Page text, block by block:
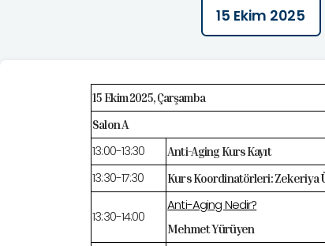
15 Ekim 2025
15 Ekim 2025, Çarşamba
Salon A
13:00-13:30 Anti-Aging Kurs Kayıt
13:30-17:30 Kurs Koordinatörleri: Zekeriya
13:30-14:00
Anti-Aging Nedir?
Mehmet Yürüyen